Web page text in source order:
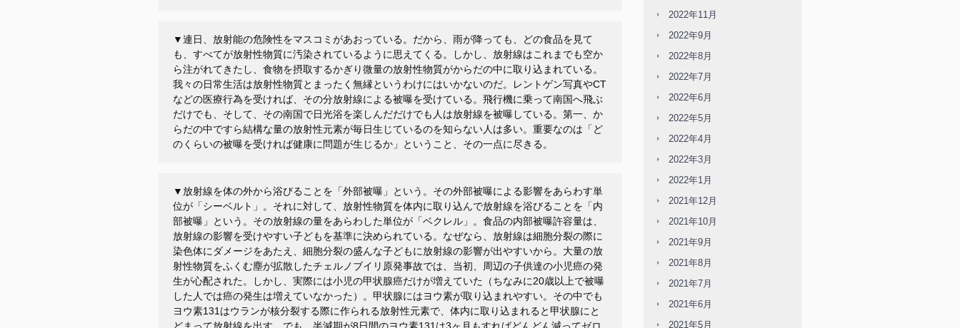
▼連日、放射能の危険性をマスコミがあおっている。だから、雨が降っても、どの食品を見て
も、すべてが放射性物質に汚染されているように思えてくる。しかし、放射線はこれまでも空か
ら注がれてきたし、食物を摂取するかぎり微量の放射性物質がからだの中に取り込まれている。
我々の日常生活は放射性物質とまったく無縁というわけにはいかないのだ。レントゲン写真やCT
などの医療行為を受ければ、その分放射線による被曝を受けている。飛行機に乗って南国へ飛ぶ
だけでも、そして、その南国で日光浴を楽しんだだけでも人は放射線を被曝している。第一、か
らだの中ですら結構な量の放射性元素が毎日生じているのを知らない人は多い。重要なのは「ど
のくらいの被曝を受ければ健康に問題が生じるか」ということ、その一点に尽きる。
▼放射線を体の外から浴びることを「外部被曝」という。その外部被曝による影響をあらわす単
位が「シーベルト」。それに対して、放射性物質を体内に取り込んで放射線を浴びることを「内
部被曝」という。その放射線の量をあらわした単位が「ベクレル」。食品の内部被曝許容量は、
放射線の影響を受けやすい子どもを基準に決められている。なぜなら、放射線は細胞分裂の際に
染色体にダメージをあたえ、細胞分裂の盛んな子どもに放射線の影響が出やすいから。大量の放
射性物質をふくむ塵が拡散したチェルノブイリ原発事故では、当初、周辺の子供達の小児癌の発
生が心配された。しかし、実際には小児の甲状腺癌だけが増えていた（ちなみに20歳以上で被曝
した人では癌の発生は増えていなかった）。甲状腺にはヨウ素が取り込まれやすい。その中でも
ヨウ素131 はウランが核分裂する際に作られる放射性元素で、体内に取り込まれると甲状腺にと
どまって放射線を出す。でも、半減期が8日間のヨウ素131 は3ヶ月もすればどんどん減ってゼロ
2022年11月
2022年9月
2022年8月
2022年7月
2022年6月
2022年5月
2022年4月
2022年3月
2022年1月
2021年12月
2021年10月
2021年9月
2021年8月
2021年7月
2021年6月
2021年5月